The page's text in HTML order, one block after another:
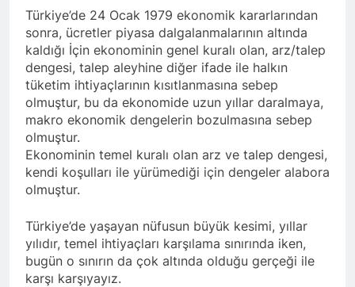
Kurd li dora polîtîkayên
neteweyî yên rast bibin yek.
1 Yıl Ago
YENİLEN YANLIŞ YOL VE
YÖNTEMLERDİR. KÜRTLER
DOĞRU, ULUSAL
POLİTİKALAR ETRAFINDA
KENETLENMELİ
1 Yıl Ago
HAK-PAR Genel Başkanı
Düzgün Kaplan’ın Kurdistan
partileri Hak ve Özgürlükler
Partisi (HAK-PAR), Kürdistan
(KDP-T), Kürdistan Sosyalist
Partisi (PSK) ve Kürdistan
Yurtseverler Partisi
yaptığı konuşma:
1 Yıl Ago
HAK-PAR MERKEZİ KADIN
KOMİSYONU HEWLER’DE
ENKS Yİ ZİYARET ETTİ
1 Yıl Ago
HAK-PAR KADIN HEYETİ
KURDİSTANÊ KADIN
MECLİSİ ÜYELERİ İLE
GÖRÜŞTÜ
1 Yıl Ago
HAK-PAR KADIN HEYETİ
ALAKAD’I ZİYARET ETTİ.
1 Yıl Ago
Türkiye’de 24 Ocak 1979 ekonomik kararlarından
sonra, ücretler piyasa dalgalanmalarının altında
kaldığı İçin ekonominin genel kuralı olan, arz/talep
dengesi, talep aleyhine diğer ifade ile halkın
tüketim ihtiyaçlarının kısıtlanmasına sebep
olmuştur, bu da ekonomide uzun yıllar daralmaya,
makro ekonomik dengelerin bozulmasına sebep
olmuştur.
Ekonominin temel kuralı olan arz ve talep dengesi,
kendi koşulları ile yürümediği için dengeler alabora
olmuştur.
Türkiye’de yaşayan nüfusun büyük kesimi, yıllar
yılıdır, temel ihtiyaçları karşılama sınırında iken,
bugün o sınırın da çok altında olduğu gerçeği ile
karşı karşıyayız.